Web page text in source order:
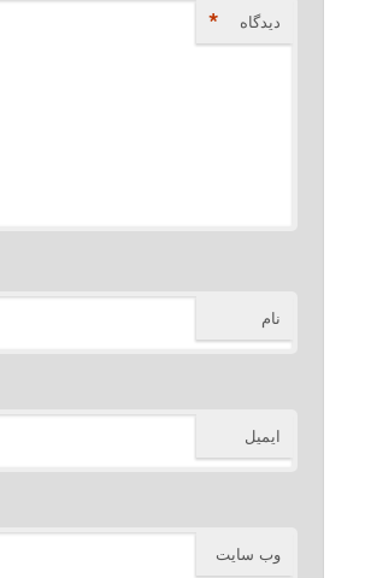
دیدگاه *
نام
ایمیل
وب‌ سایت